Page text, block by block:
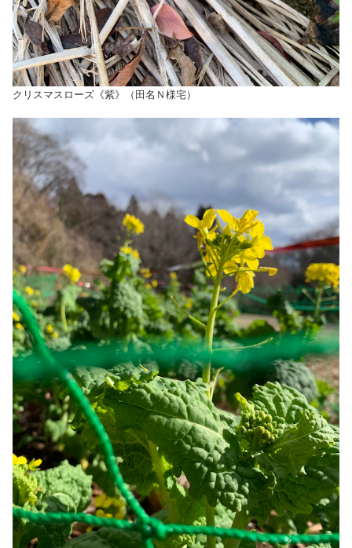
クリスマスローズ《紫》（田名Ｎ様宅）